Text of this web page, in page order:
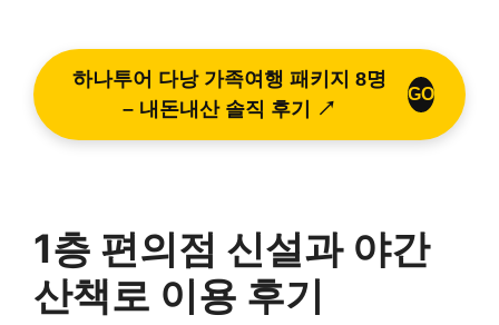
하나투어 다낭 가족여행 패키지 8명
– 내돈내산 솔직 후기 ↗
GO
1층 편의점 신설과 야간
산책로 이용 후기